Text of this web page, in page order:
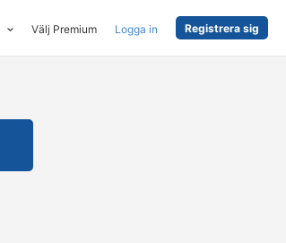
Välj Premium Logga in Registrera sig